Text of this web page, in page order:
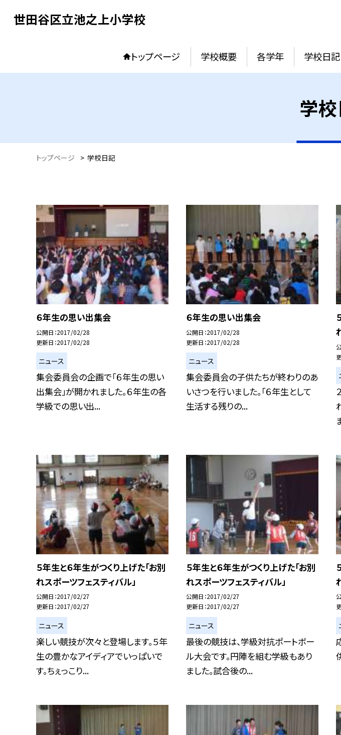
世田谷区立池之上小学校
トップページ 学校概要 各学年 学校日記
学
トップページ > 学校日記
６年生の思い出集会
公開日 2017/02/28
更新日 2017/02/28
ニュース
集会委員会の企画で「６年生の思い
出集会」が開かれました。６年生の各
学級での思い出...
６年生の思い出集会
公開日 2017/02/28
更新日 2017/02/28
ニュース
集会委員会の子供たちが終わりのあ
いさつを行いました。「６年生として
生活する残りの...
５年生と６年生がつくり上げた「お別
れスポーツフェスティバル」
公開日 2017/02/27
更新日 2017/02/27
ニュース
楽しい競技が次々と登場します。５年
生の豊かなアイディアでいっぱいで
す。ちぇっこり...
５年生と６年生がつくり上げた「お別
れスポーツフェスティバル」
公開日 2017/02/27
更新日 2017/02/27
ニュース
最後の競技は、学級対抗ポートボー
ル大会です。円陣を組む学級もあり
ました。試合後の...